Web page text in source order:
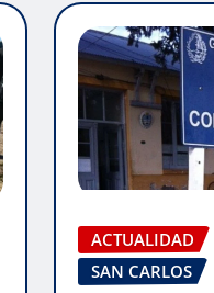
ACTUALIDAD
SAN CARLOS